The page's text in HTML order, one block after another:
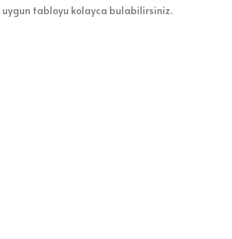
uygun tabloyu kolayca bulabilirsiniz.